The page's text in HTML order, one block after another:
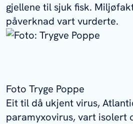
gjellene til sjuk fisk.
påverknad vart vurderte.
Foto Tryge Poppe
Eit til då ukjent virus,
paramyxovirus, vart isolert